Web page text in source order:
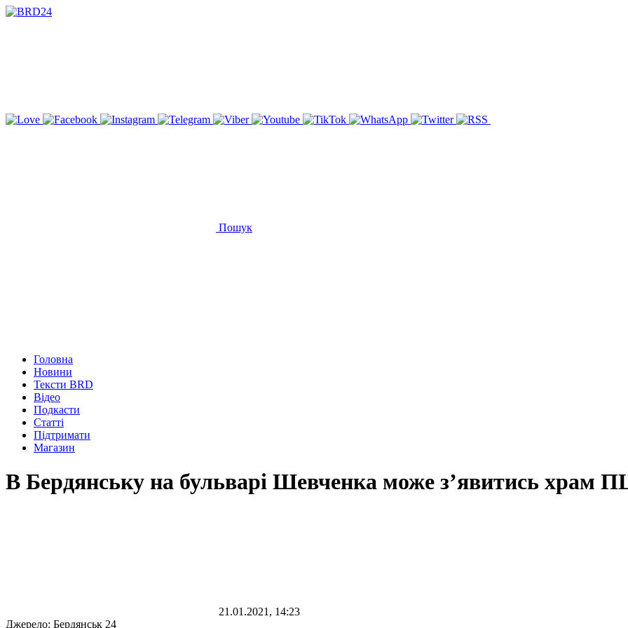
Пошук
Головна
Новини
Тексти BRD
Відео
Подкасти
Статті
Підтримати
Магазин
В Бердянську на бульварі Шевченка може з’явитись храм
21.01.2021, 14:23
Джерело: Бердянськ 24